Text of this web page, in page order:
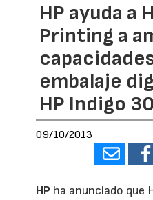
HP ayuda a
Printing a
embalaje
HP Indigo
09/10/2013
HP ha anunciado que